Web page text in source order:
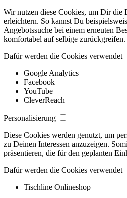
Wir nutzen diese Cookies, um Dir die
erleichtern. So kannst Du
Angebotssuche bei einem erneuten
komfortabel auf selbige zurückgreifen.
Dafür werden die Cookies verwendet
Google Analytics
Facebook
YouTube
CleverReach
Personalisierung
Diese Cookies werden genutzt, um
zu Deinen Interessen anzuzeigen.
präsentieren, die für den geplanten
Dafür werden die Cookies verwendet
Tischline Onlineshop